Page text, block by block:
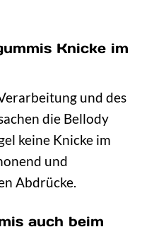
Knicke im
und des
die Bellody
keine Knicke im
und
Abdrücke.
auch beim